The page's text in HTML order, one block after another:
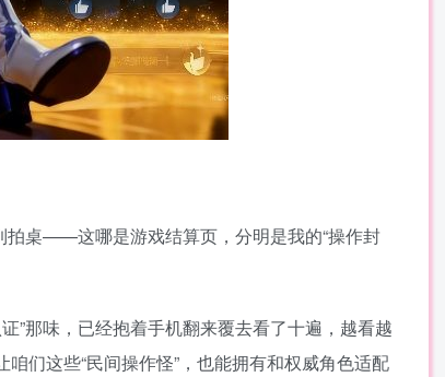
拍桌——这哪是游戏结算页，分明是我的“操作封
”那味，已经抱着手机翻来覆去看了十遍，越看越
们这些“民间操作怪”，也能拥有和权威角色适配